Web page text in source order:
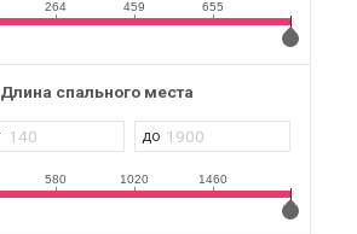
264 459 655
Длина спального места
580 1020 1460